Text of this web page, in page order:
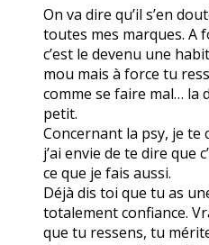
On va dire qu’il s’en
toutes mes marques. A
c’est le devenu une
mou mais à force tu
comme se faire mal… la
petit.
Concernant la psy, je
j’ai envie de te dire que
ce que je fais aussi.
Déjà dis toi que tu as
totalement confiance.
que tu ressens, tu